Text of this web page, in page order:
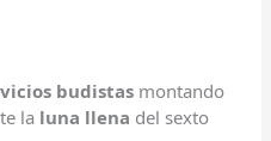
budistas montando
la luna llena del sexto